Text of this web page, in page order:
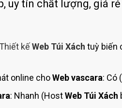
Bảng giá
uy tín chất lượng, giá
Thiết kếWeb Túi Xách tuỳ biến
online choWeb vascara: Có
: Nhanh (HostWeb Túi Xách